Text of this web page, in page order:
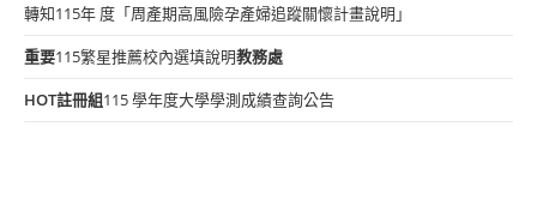
轉知115年 度「周產期高風險孕產婦追蹤關懷計畫說明」
重要115繁星推薦校內選填說明教務處
HOT註冊組115 學年度大學學測成績查詢公告